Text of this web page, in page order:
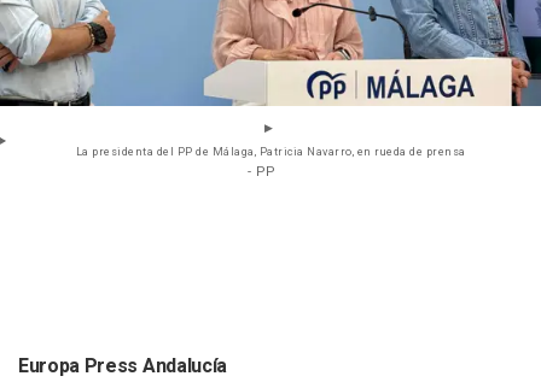
La presidenta del PP de Málaga, Patricia Navarro, en rueda de prensa
- PP
Europa Press Andalucía